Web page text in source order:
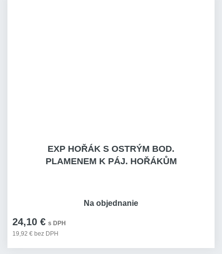
EXP HOŘÁK S OSTRÝM BOD.
PLAMENEM K PÁJ. HOŘÁKŮM
24,10 € s DPH
19,92 € bez DPH
Na objednanie